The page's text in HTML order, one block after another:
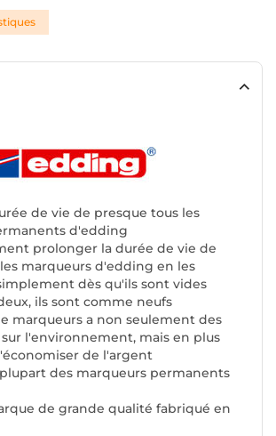
de vie de presque tous les
d'edding
prolonger la durée de vie de
marqueurs d'edding en les
dès qu'ils sont vides
ils sont comme neufs
marqueurs a non seulement des
l'environnement, mais en plus
de l'argent
des marqueurs permanents
de grande qualité fabriqué en